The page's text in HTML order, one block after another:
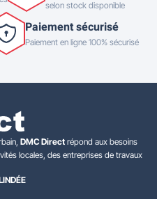
selon stock disponible
Paiement sécurisé
Paiement en ligne 100% sécurisé
DMC Direct répond aux besoins
locales, des entreprises de travaux